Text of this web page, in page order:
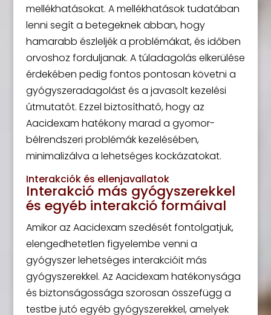
mellékhatásokat. A mellékhatások tudatában
lenni segít a betegeknek abban, hogy
hamarabb észleljék a problémákat, és időben
orvoshoz forduljanak. A túladagolás elkerülése
érdekében pedig fontos pontosan követni a
gyógyszeradagolást és a javasolt kezelési
útmutatót. Ezzel biztosítható, hogy az
Aacidexam hatékony marad a gyomor-
bélrendszeri problémák kezelésében,
minimalizálva a lehetséges kockázatokat.
Interakciók és ellenjavallatok
Interakció más gyógyszerekkel
és egyéb interakció formáival
Amikor az Aacidexam szedését fontolgatjuk,
elengedhetetlen figyelembe venni a
gyógyszer lehetséges interakcióit más
gyógyszerekkel. Az Aacidexam hatékonysága
és biztonságossága szorosan összefügg a
testbe jutó egyéb gyógyszerekkel, amelyek